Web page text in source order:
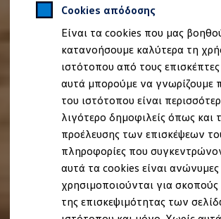
Cookies απόδοσης
Είναι τα cookies που μας
κατανοήσουμε καλύτερα τη
ιστότοπου από τους
αυτά μπορούμε να γνωρίζουμε
του ιστότοπου είναι
λιγότερο δημοφιλείς όπως και
προέλευσης των επισκέψεων
πληροφορίες που
αυτά τα cookies είναι ανώνυμες
χρησιμοποιούνται για
της επισκεψιμότητας των
Χρηματοδότηση και Leasing
Volkswagen Easy Living
Χρηματοδότηση Auto Credit
Χρηματοδότηση Classic Credit
Καινοτόμες Τεχνολογίες
Ιδιοκτήτες και υπηρεσίες After Sales
myVolkswagen
Service και γνήσια ανταλλακτικά
Επιθεώρηση & ΚΤΕΟ
Επισκευές & έλεγχοι
Λιπαντικά κινητήρα και
Τροχοί και ελαστικά
Οδική Βοήθεια
Volkswagen Service
Ανταλλακτικά Volkswagen
Γνήσια αξεσουάρ Volkswagen
Γνήσια αξεσουάρ